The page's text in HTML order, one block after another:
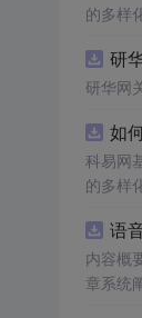
的多样
研
研华网
如
科易网
的多样
语
内容概
章系统